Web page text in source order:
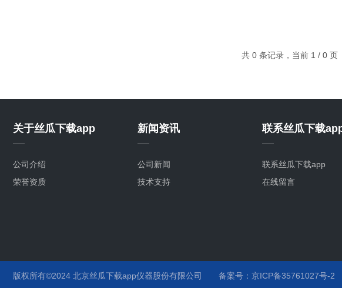
共 0 条记录，当前 1 /
关于丝瓜下载app
公司介绍
荣誉资质
新闻资讯
公司新闻
技术支持
联系丝瓜下载
联系丝瓜下载app
在线留言
版权所有©2024 北京丝瓜下载app仪器股份有限公司 备案号：京ICP备35761027号-2